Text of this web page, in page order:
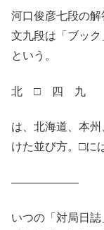
河口俊彦七段の
文九段は「ブッ
という。
北 □ 四 九
は、北海道、本
けた並び方。□に
——————
いつの「対局日誌